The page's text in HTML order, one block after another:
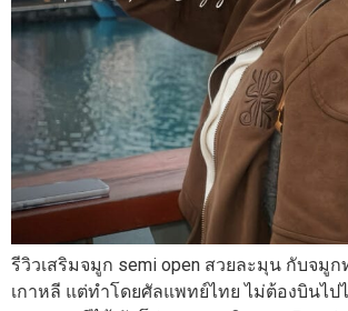
รีวิวเสริมจมูก semi open สวยละมุน กับจมูก
เกาหลี แต่ทำโดยศัลแพทย์ไทย ไม่ต้องบินไป